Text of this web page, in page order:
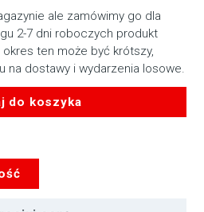
ale zamówimy go dla
2-7 dni roboczych produkt
ten może być krótszy,
na dostawy i wydarzenia losowe.
do koszyka